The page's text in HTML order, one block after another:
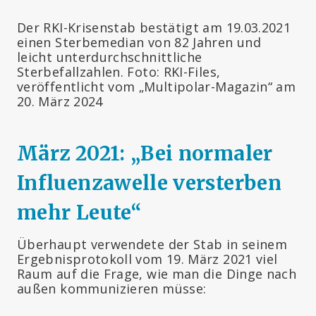
Der RKI-Krisenstab bestätigt am 19.03.2021
einen Sterbemedian von 82 Jahren und
leicht unterdurchschnittliche
Sterbefallzahlen. Foto: RKI-Files,
veröffentlicht vom „Multipolar-Magazin“ am
20. März 2024
März 2021: „Bei normaler
Influenzawelle versterben
mehr Leute“
Überhaupt verwendete der Stab in seinem
Ergebnisprotokoll vom 19. März 2021 viel
Raum auf die Frage, wie man die Dinge nach
außen kommunizieren müsse: